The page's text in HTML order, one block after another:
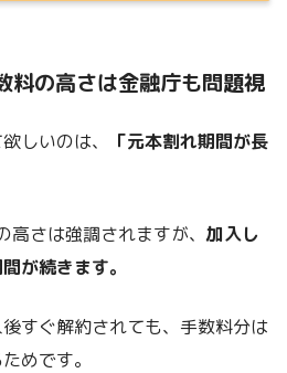
料の高さは金融庁も問題視
しいのは、
「元本割れ期間が長
高さは強調されますが、加入し
が続きます。
すぐ解約されても、手数料分は
めです。